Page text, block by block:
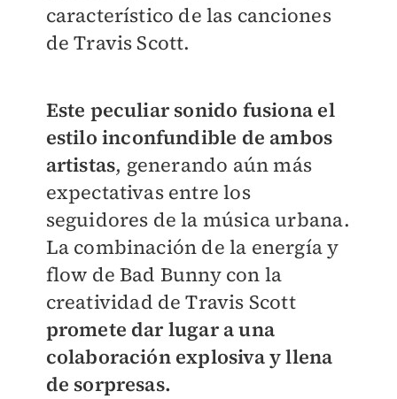
característico de las canciones
de Travis Scott.
Este peculiar sonido fusiona el
estilo inconfundible de ambos
artistas, generando aún más
expectativas entre los
seguidores de la música urbana.
La combinación de la energía y
flow de Bad Bunny con la
creatividad de Travis Scott
promete dar lugar a una
colaboración explosiva y llena
de sorpresas.